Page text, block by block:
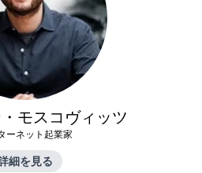
モスコヴィッツ
ーネット起業家
細を見る